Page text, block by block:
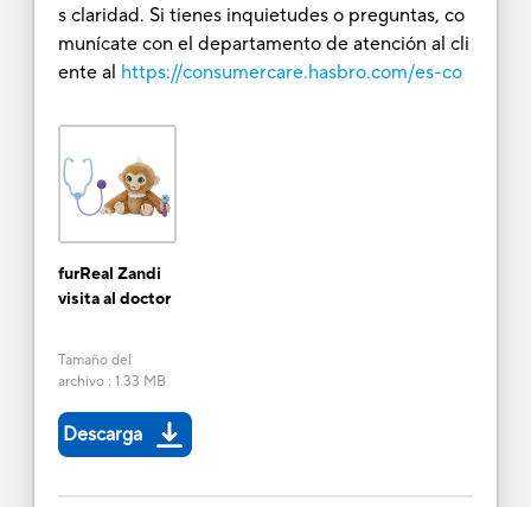
s claridad. Si tienes inquietudes o preguntas, co
munícate con el departamento de atención al cli
ente al https://consumercare.hasbro.com/es-co
furReal Zandi
visita al doctor
Tamaño del
archivo: 1.33 MB
Descarga